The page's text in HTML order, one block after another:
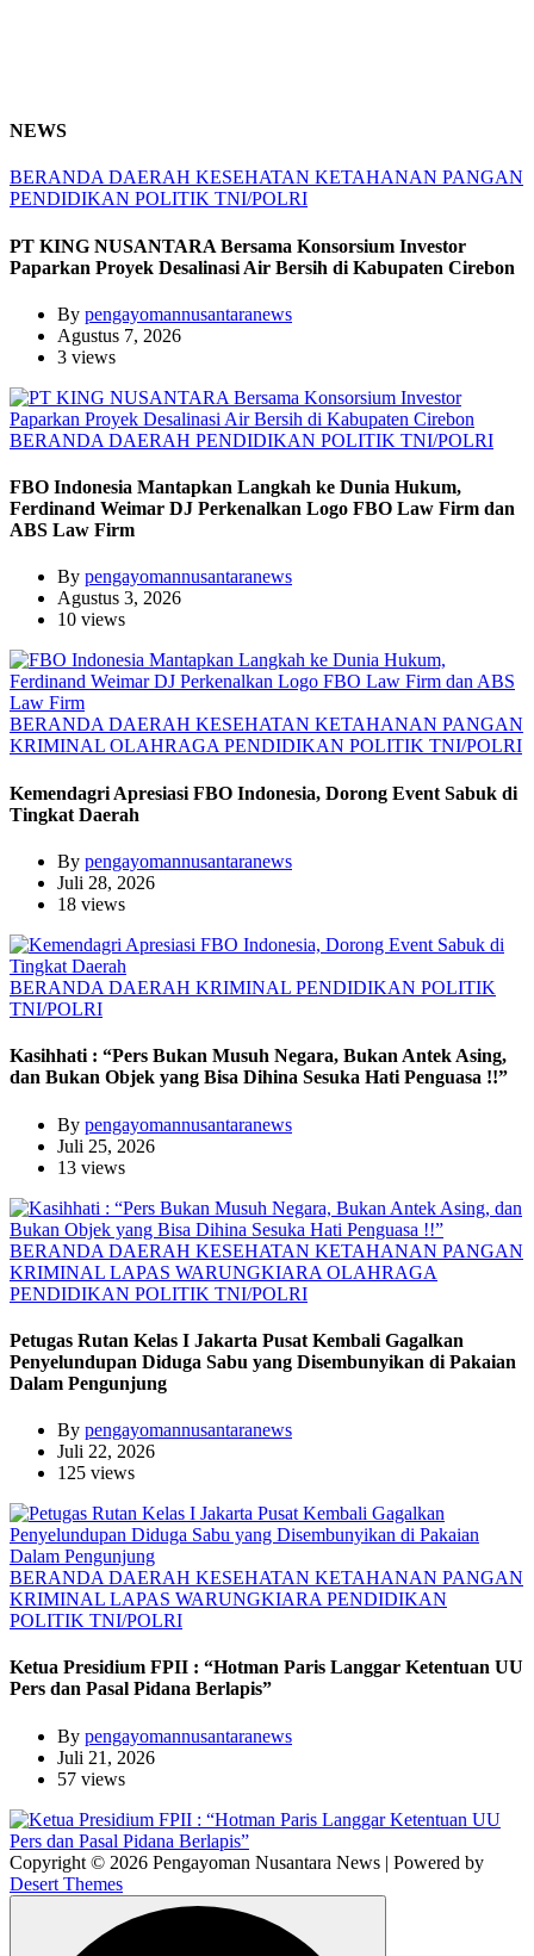
NEWS
BERANDADAERAH KESEHATAN KETAHANAN PANGAN
PENDIDIKAN POLITIK TNI/POLRI
PT KING NUSANTARA Bersama Konsorsium Investor
Paparkan Proyek Desalinasi Air Bersih di Kabupaten Cirebon
By pengayomannusantaranews
Agustus 7, 2026
3 views
BERANDA DAERAH PENDIDIKAN POLITIK TNI/POLRI
FBO Indonesia Mantapkan Langkah ke Dunia Hukum,
Ferdinand Weimar DJ Perkenalkan Logo FBO Law Firm dan
ABS Law Firm
By pengayomannusantaranews
Agustus 3, 2026
10 views
BERANDADAERAH KESEHATAN KETAHANAN PANGAN
KRIMINAL OLAHRAGAPENDIDIKAN POLITIK TNI/POLRI
Kemendagri Apresiasi FBO Indonesia, Dorong Event Sabuk di
Tingkat Daerah
By pengayomannusantaranews
Juli 28, 2026
18 views
BERANDA DAERAH KRIMINAL PENDIDIKAN POLITIK
TNI/POLRI
Kasihhati : “Pers Bukan Musuh Negara, Bukan Antek Asing,
dan Bukan Objek yang Bisa Dihina Sesuka Hati Penguasa !!”
By pengayomannusantaranews
Juli 25, 2026
13 views
BERANDA DAERAH KESEHATAN KETAHANAN PANGAN
KRIMINAL LAPAS WARUNGKIARA OLAHRAGA
PENDIDIKAN POLITIK TNI/POLRI
Petugas Rutan Kelas I Jakarta Pusat Kembali Gagalkan
Penyelundupan Diduga Sabu yang Disembunyikan di Pakaian
Dalam Pengunjung
By pengayomannusantaranews
Juli 22, 2026
125 views
BERANDA DAERAH KESEHATAN KETAHANAN PANGAN
KRIMINAL LAPAS WARUNGKIARA PENDIDIKAN
POLITIK TNI/POLRI
Ketua Presidium FPII : “Hotman Paris Langgar Ketentuan UU
Pers dan Pasal Pidana Berlapis”
By pengayomannusantaranews
Juli 21, 2026
57 views
Copyright © 2026 Pengayoman Nusantara News | Powered by
Desert Themes